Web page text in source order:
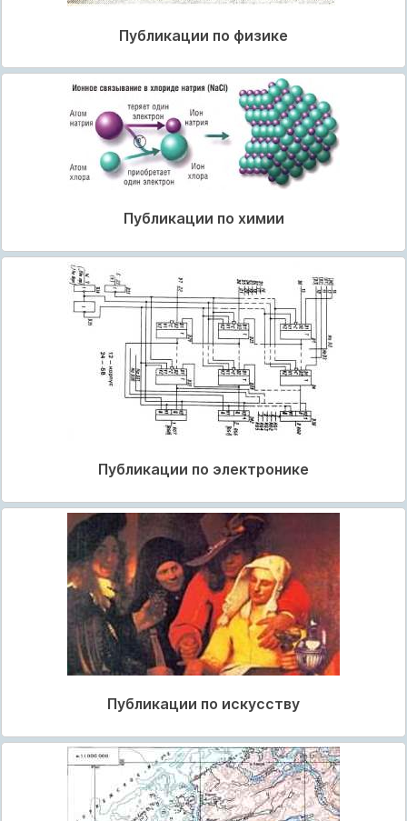
Публикации по физике
Публикации по химии
Публикации по электронике
Публикации по искусству